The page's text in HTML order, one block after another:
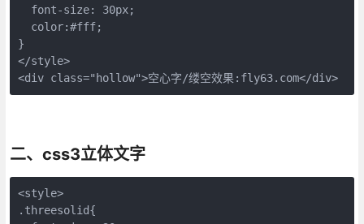
  font-size: 30px;
  color:#fff;
}
</style>
<div class="hollow">空心字/缕空效果:fly63.com</div>
二、css3立体文字
<style>
.threesolid{